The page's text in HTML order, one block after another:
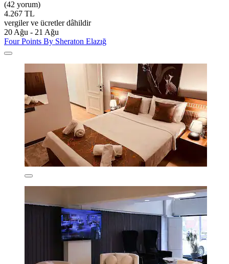
(42 yorum)
4.267 TL
vergiler ve ücretler dâhildir
20 Ağu - 21 Ağu
Four Points By Sheraton Elazığ